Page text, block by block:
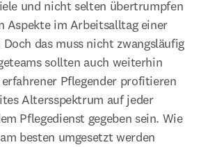
und nicht selten übertrumpfen
Aspekte im Arbeitsalltag einer
das muss nicht zwangsläufig
sollten auch weiterhin
Pflegender profitieren
Altersspektrum auf jeder
Pflegedienst gegeben sein. Wie
besten umgesetzt werden